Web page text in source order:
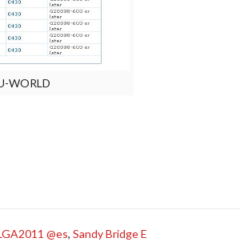
WORLD
@es,Sandy Bridge E